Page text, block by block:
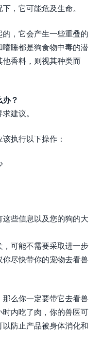
，它可能危及生命。
，它会产生一些重叠的
睡都是狗食物中毒的潜
香料，则视其种类而
？
建议。
执行以下操作：
些信息以及您的狗的大
可能不需要采取进一步
尽快带你的宠物去看兽
么你一定要带它去看兽
内吃了肉，你的兽医可
防止产品被身体消化和